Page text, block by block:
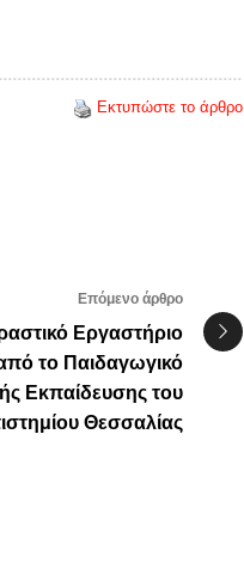
Εκτυπώστε το άρθρο
Επόμενο άρθρο
Εργαστήριο
το Παιδαγωγικό
Εκπαίδευσης του
Θεσσαλίας